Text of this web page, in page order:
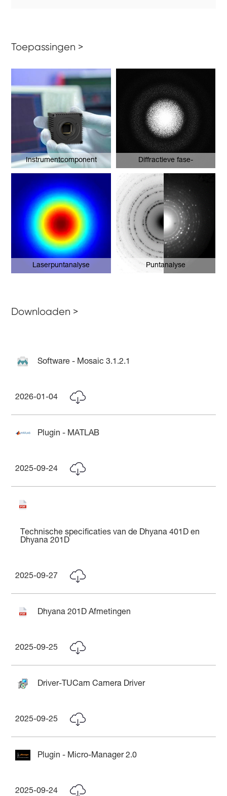
Toepassingen >
Instrumentcomponent
Laserpuntanalyse
Diffractieve fase-
interferometrie beeldvorming -
Bloedcellen
Puntanalyse
Downloaden >
Software - Mosaic 3.1.2.1
2026-01-04
Plugin - MATLAB
2025-09-24
Technische specificaties van de Dhyana 401D en
Dhyana 201D
2025-09-27
Dhyana 201D Afmetingen
2025-09-25
Driver-TUCam Camera Driver
2025-09-25
Plugin - Micro-Manager 2.0
2025-09-24